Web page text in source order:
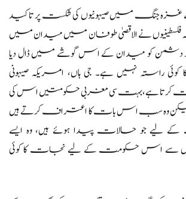
غزہ جنگ میں صیہونیوں کی شکست پر تاکید
فلسطینیوں نے الاقصیٰ طوفان میں میدان میں
اور دشمن کو میدان کے اس گوشے میں ڈال دیا
راستہ نہیں ہے۔ جی ہاں، امریکہ صیہونی
ہے، بہت سی مغربی حکومتیں اس کی
لیکن وہ سب اس بات کا اعتراف کرتے ہیں
لیے جو حالات پیدا ہوئے ہیں، وہ ایسے
سے اس حکومت کے لیے نجات کا کوئی